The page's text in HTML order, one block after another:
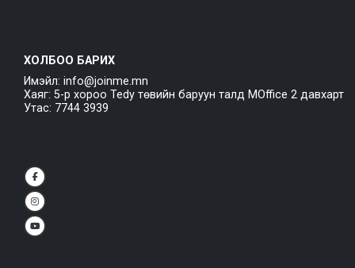
ХОЛБОО БАРИХ
Имэйл: info@joinme.mn
Хаяг: 5-р хороо Tedy төвийн баруун талд MOffice 2 давхарт
Утас: 7744 3939